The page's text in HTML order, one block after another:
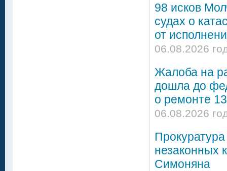
98 исков
судах о
от
06.08.2026
Жалоба на
дошла до
о ремонте
06.08.2026
незаконных
Симоняна